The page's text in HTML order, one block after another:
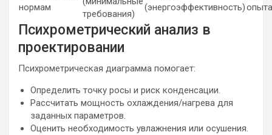
нормам
требования)
(энергоэффективность)опыта
Психрометрический анализ в
проектировании
Психрометрическая диаграмма помогает:
Определить точку росы и риск конденсации.
Рассчитать мощность охлаждения/нагрева для
заданных параметров.
Оценить необходимость увлажнения или осушения.